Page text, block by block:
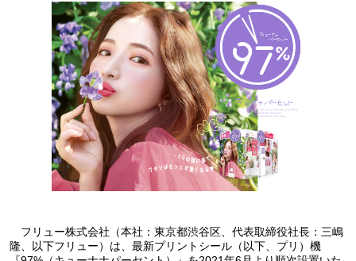
フリュー株式会社（本社：東京都渋谷区、代表取締役社長：三嶋
隆、以下フリュー）は、最新プリントシール（以下、プリ）機